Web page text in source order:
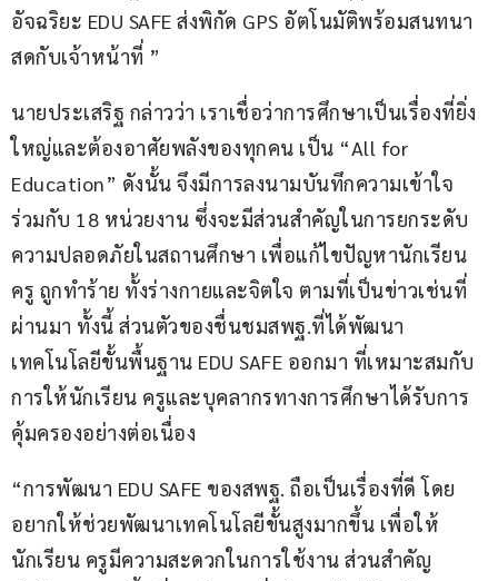
อัจฉริยะ EDU SAFE ส่งพิกัด GPS อัตโนมัติพร้อมสนทนา
สดกับเจ้าหน้าที่ ”
นายประเสริฐ กล่าวว่า เราเชื่อว่าการศึกษาเป็นเรื่องที่ยิ่ง
ใหญ่และต้องอาศัยพลังของทุกคน เป็น “All for
Education” ดังนั้น จึงมีการลงนามบันทึกความเข้าใจ
ร่วมกับ 18 หน่วยงาน ซึ่งจะมีส่วนสำคัญในการยกระดับ
ความปลอดภัยในสถานศึกษา เพื่อแก้ไขปัญหานักเรียน
ครู ถูกทำร้าย ทั้งร่างกายและจิตใจ ตามที่เป็นข่าวเช่นที่
ผ่านมา ทั้งนี้ ส่วนตัวของชื่นชมสพฐ.ที่ได้พัฒนา
เทคโนโลยีขั้นพื้นฐาน EDU SAFE ออกมา ที่เหมาะสมกับ
การให้นักเรียน ครูและบุคลากรทางการศึกษาได้รับการ
คุ้มครองอย่างต่อเนื่อง
“การพัฒนา EDU SAFE ของสพฐ. ถือเป็นเรื่องที่ดี โดย
อยากให้ช่วยพัฒนาเทคโนโลยีขั้นสูงมากขึ้น เพื่อให้
นักเรียน ครูมีความสะดวกในการใช้งาน ส่วนสำคัญ